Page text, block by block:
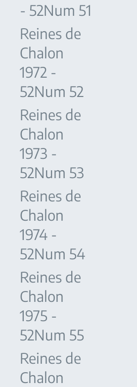
- 52Num 51
Reines de
Chalon
1972 -
52Num 52
Reines de
Chalon
1973 -
52Num 53
Reines de
Chalon
1974 -
52Num 54
Reines de
Chalon
1975 -
52Num 55
Reines de
Chalon